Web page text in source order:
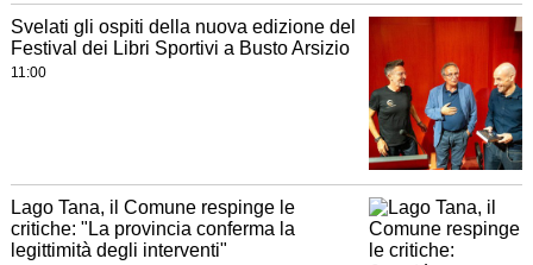
Svelati gli ospiti della nuova edizione del
Festival dei Libri Sportivi a Busto Arsizio
11:00
Lago Tana, il Comune respinge le
critiche: "La provincia conferma la
legittimità degli interventi"